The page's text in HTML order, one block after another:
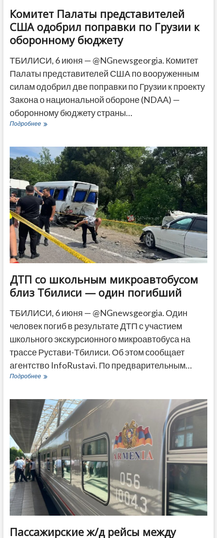
Комитет Палаты представителей
США одобрил поправки по Грузии к
оборонному бюджету
ТБИЛИСИ, 6 июня — @NGnewsgeorgia. Комитет
Палаты представителей США по вооруженным
силам одобрил две поправки по Грузии к проекту
Закона о национальной обороне (NDAA) —
оборонному бюджету страны…
ПодробнееКомитет
США
одобрил
поправки
по
Грузии
к
оборонному
бюджету
ДТП со школьным микроавтобусом
близ Тбилиси — один погибший
ТБИЛИСИ, 6 июня — @NGnewsgeorgia. Один
человек погиб в результате ДТП с участием
школьного экскурсионного микроавтобуса на
трассе Рустави-Тбилиси. Об этом сообщает
агентство InfoRustavi. По предварительным…
ПодробнееДТП
микроавтобусом
близ
Тбилиси
—
один
погибший
Пассажирские ж/д рейсы между